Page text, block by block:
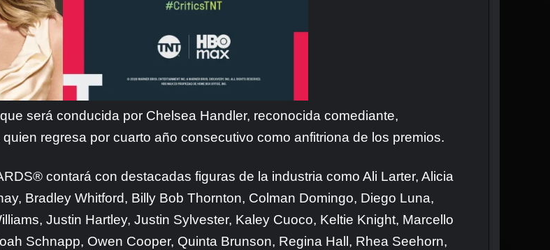
será conducida por Chelsea Handler, reconocida comediante,
regresa por cuarto año consecutivo como anfitriona de los premios.
contará con destacadas figuras de la industria como Ali Larter, Alicia
Bradley Whitford, Billy Bob Thornton, Colman Domingo, Diego Luna,
Justin Hartley, Justin Sylvester, Kaley Cuoco, Keltie Knight, Marcello
Schnapp, Owen Cooper, Quinta Brunson, Regina Hall, Rhea Seehorn,